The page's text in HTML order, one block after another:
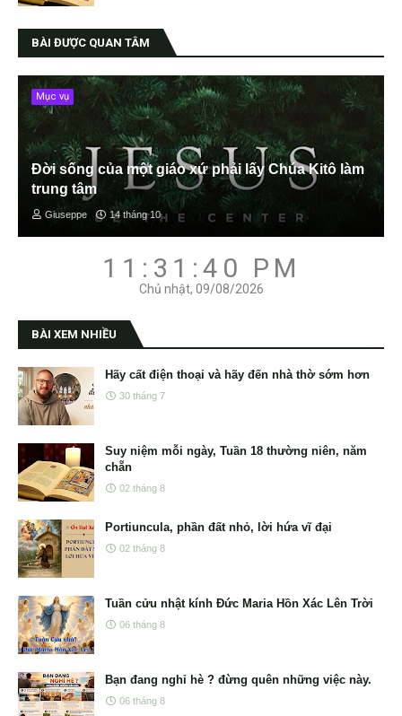
BÀI ĐƯỢC QUAN TÂM
Mục vụ
Đời sống của một giáo xứ phải lấy Chúa Kitô làm
trung tâm
Giuseppe 14 tháng 10
11:31:41 PM
Chủ nhật, 09/08/2026
BÀI XEM NHIỀU
Hãy cất điện thoại và hãy đến nhà thờ sớm hơn
30 tháng 7
Suy niệm mỗi ngày, Tuần 18 thường niên, năm
chẵn
02 tháng 8
Portiuncula, phần đất nhỏ, lời hứa vĩ đại
02 tháng 8
Tuần cửu nhật kính Đức Maria Hồn Xác Lên Trời
06 tháng 8
Bạn đang nghỉ hè ? đừng quên những việc này.
06 tháng 8